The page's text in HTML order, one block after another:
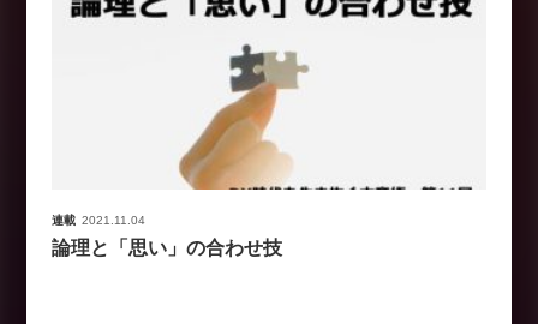
連載 2021.11.04
論理と「思い」の合わせ技